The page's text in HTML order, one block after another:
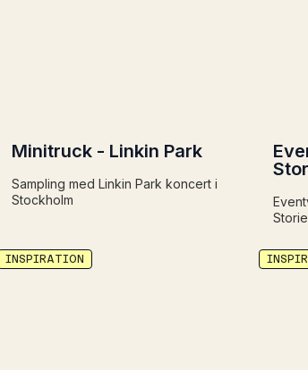
Minitruck - Linkin Park
Sampling med Linkin Park koncert i
Stockholm
INSPIRATION